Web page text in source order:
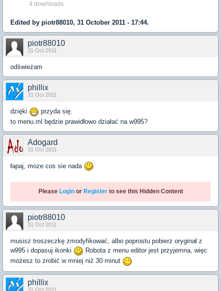
4 downloads
Edited by piotr88010, 31 October 2011 - 17:44.
piotr88010
31 Oct 2011
odświeżam
phillix
31 Oct 2011
dzięki
przyda się.
to menu.ml będzie prawidłowo działać na w995?
Adogard
31 Oct 2011
łapaj, moze cos sie nada
Please Loginor Registerto see this Hidden Content
piotr88010
31 Oct 2011
musisz troszeczkę zmodyfikować, albo poprostu pobierz oryginał z
w995 i dopasuj ikonki
Robota z menu editor jest przyjemna, więc
możesz to zrobić w mniej niż 30 minut
phillix
31 Oct 2011